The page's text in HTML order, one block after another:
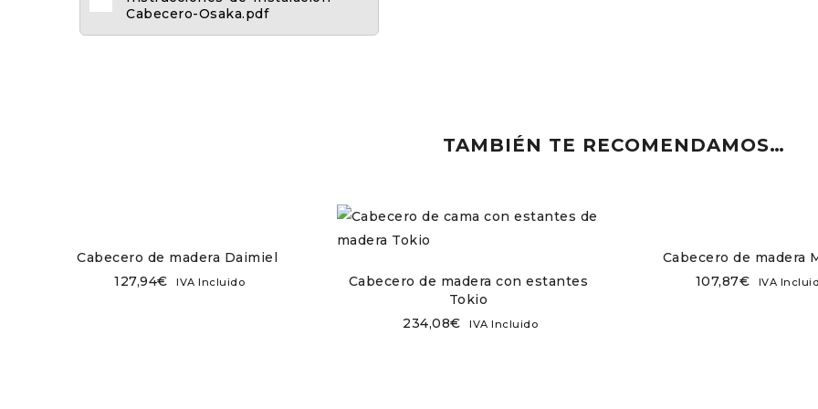
Cabecero-Osaka.pdf
TAMBIÉN TE RECOMENDAMOS…
Cabecero de madera Daimiel
127,94€ IVA Incluido
Cabecero de madera con estantes
Tokio
234,08€ IVA Incluido
Cabecero de madera
107,87€ IVA